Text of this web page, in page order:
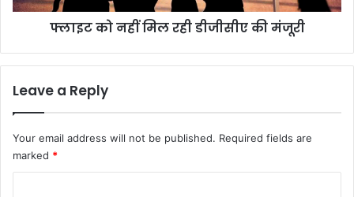
फ्लाइट को नहीं मिल रही डीजीसीए की मंजूरी
Leave a Reply
Your email address will not be published. Required fields are
marked *